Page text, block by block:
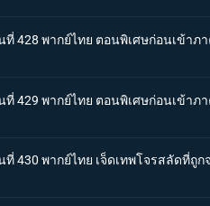
ที่ 428 พากย์ไทย ตอนพิเศษก่อนเข้า
ที่ 429 พากย์ไทย ตอนพิเศษก่อนเข้า
ที่ 430 พากย์ไทย เจ็ดเทพโจรสลัดที่ถู